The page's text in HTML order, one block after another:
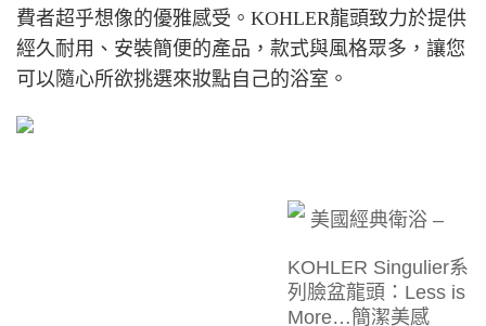
費者超乎想像的優雅感受。KOHLER龍頭致力於提供
經久耐用、安裝簡便的產品，款式與風格眾多，讓您
可以隨心所欲挑選來妝點自己的浴室。
美國經典衛浴 –
KOHLER Singulier系
列臉盆龍頭： Less is
More…簡潔美感